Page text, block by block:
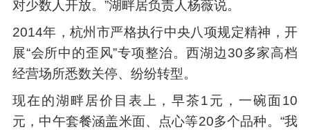
对少数人开放。”湖畔居负责人杨薇说。
2014年，杭州市严格执行中央八项规定精神，开
展“会所中的歪风”专项整治。西湖边30多家高档
经营场所悉数关停、纷纷转型。
现在的湖畔居价目表上，早茶1元，一碗面10
元，中午套餐涵盖米面、点心等20多个品种。“我